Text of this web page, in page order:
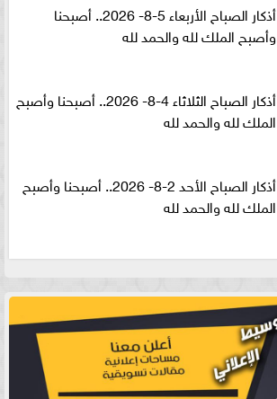
أذكار الصباح الأربعاء 5-8- 2026.. أصبحنا
وأصبح الملك لله والحمد لله
أذكار الصباح الثلاثاء 4-8- 2026.. أصبحنا وأصبح
الملك لله والحمد لله
أذكار الصباح الأحد 2-8- 2026.. أصبحنا وأصبح
الملك لله والحمد لله